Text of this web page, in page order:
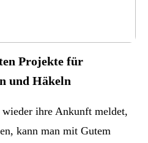
Projekte für
und Häkeln
ihre Ankunft meldet,
kann man mit Gutem